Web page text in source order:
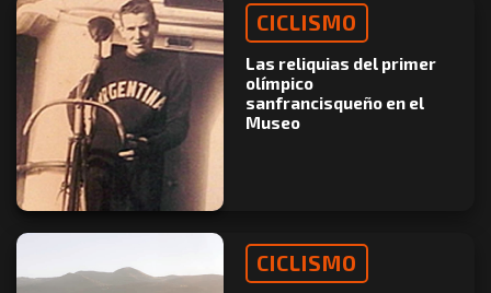
CICLISMO
Las reliquias del primer
olímpico
sanfrancisqueño en el
Museo
CICLISMO